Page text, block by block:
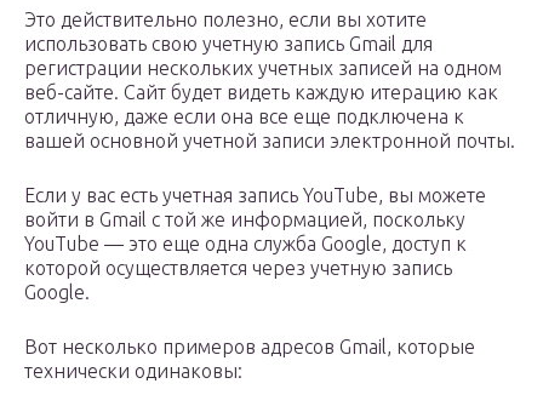
Это действительно полезно, если вы хотите
использовать свою учетную запись Gmail для
регистрации нескольких учетных записей на одном
веб-сайте. Сайт будет видеть каждую итерацию как
отличную, даже если она все еще подключена к
вашей основной учетной записи электронной почты.
Если у вас есть учетная запись YouTube, вы можете
войти в Gmail с той же информацией, поскольку
YouTube — это еще одна служба Google, доступ к
которой осуществляется через учетную запись
Google.
Вот несколько примеров адресов Gmail, которые
технически одинаковы: